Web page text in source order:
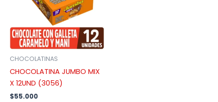
CHOCOLATINAS
CHOCOLATINA JUMBO MIX
X 12UND (3056)
$55.000